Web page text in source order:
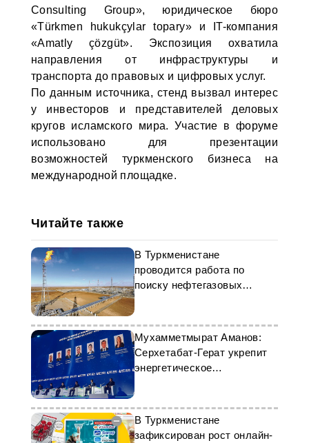
Consulting Group», юридическое бюро
«Türkmen hukukçylar topary» и IT-компания
«Amatly çözgüt». Экспозиция охватила
направления от инфраструктуры и
транспорта до правовых и цифровых услуг.
По данным источника, стенд вызвал интерес
у инвесторов и представителей деловых
кругов исламского мира. Участие в форуме
использовано для презентации
возможностей туркменского бизнеса на
международной площадке.
Читайте также
В Туркменистане
проводится работа по
поиску нефтегазовых
месторождений
Мухамметмырат Аманов:
Серхетабат-Герат укрепит
энергетическое
В Туркменистане
зафиксирован рост онлайн-